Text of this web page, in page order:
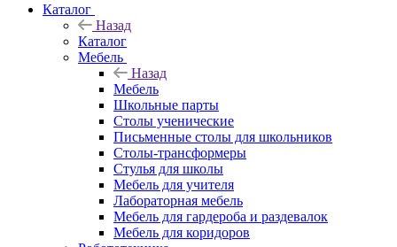
Каталог
Назад
Каталог
Мебель
Назад
Мебель
Школьные парты
Столы ученические
Письменные столы для школьников
Столы-трансформеры
Стулья для школы
Мебель для учителя
Лабораторная мебель
Мебель для гардероба и раздевалок
Мебель для коридоров